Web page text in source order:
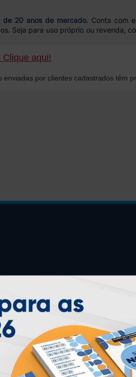
de 20 anos de mercado. Conta com
Seja para uso próprio ou revenda,
aqui!
por clientes cadastrados têm
Montagem e Fechamento de
Perguntas Frequentes